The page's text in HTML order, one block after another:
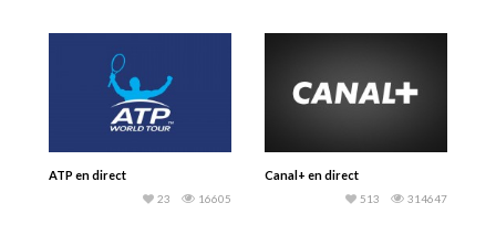
ATP en direct
16605
23
Canal+ en direct
314647
513